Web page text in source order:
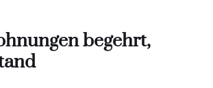
begehrt,